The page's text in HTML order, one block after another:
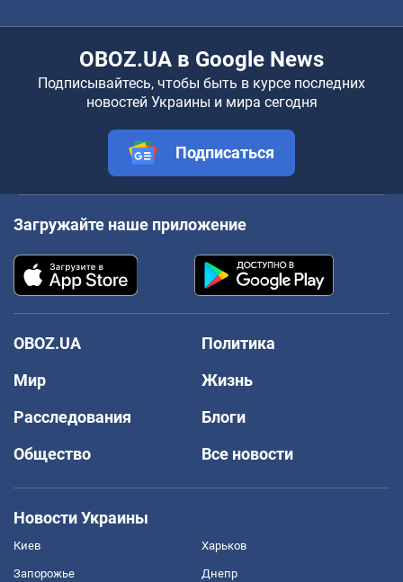
OBOZ.UA в Google News
Подписывайтесь, чтобы быть в курсе последних
новостей Украины и мира сегодня
Подписаться
Загружайте наше приложение
OBOZ.UA
Политика
Мир
Жизнь
Расследования
Блоги
Общество
Все новости
Новости Украины
Киев Харьков
Запорожье Днепр